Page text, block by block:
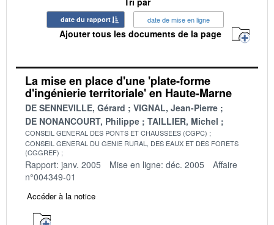
date du rapport date de mise en ligne
Ajouter tous les documents de la page
La mise en place d'une 'plate-forme
d'ingénierie territoriale' en Haute-Marne
DE SENNEVILLE, Gérard
VIGNAL, Jean-Pierre
DE NONANCOURT, Philippe
TAILLIER, Michel
CONSEIL GENERAL DES PONTS ET CHAUSSEES (CGPC)
CONSEIL GENERAL DU GENIE RURAL, DES EAUX ET DES FORETS
(CGGREF)
Rapport: janv. 2005 Mise en ligne: déc. 2005
Affaire
n°004349-01
Accéder à la notice